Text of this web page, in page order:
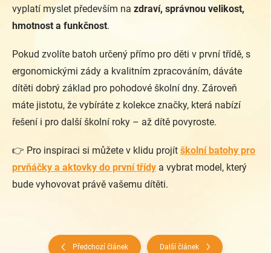
vyplatí myslet především na zdraví, správnou velikost,
hmotnost a funkčnost.
Pokud zvolíte batoh určený přímo pro děti v první třídě, s
ergonomickými zády a kvalitním zpracováním, dáváte
dítěti dobrý základ pro pohodové školní dny. Zároveň
máte jistotu, že vybíráte z kolekce značky, která nabízí
řešení i pro další školní roky – až dítě povyroste.
👉 Pro inspiraci si můžete v klidu projít školní batohy pro
prvňáčky a aktovky do první třídy a vybrat model, který
bude vyhovovat právě vašemu dítěti.
Předchozí článek Další článek